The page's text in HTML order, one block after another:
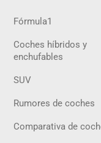
Fórmula1
Coches híbridos y
enchufables
SUV
Rumores de coches
Comparativa de